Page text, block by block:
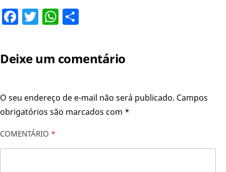
Facebook
TwitterWhatsApp
Deixe um comentário
O seu endereço de e-mail não será publicado. Campos
obrigatórios são marcados com *
COMENTÁRIO *